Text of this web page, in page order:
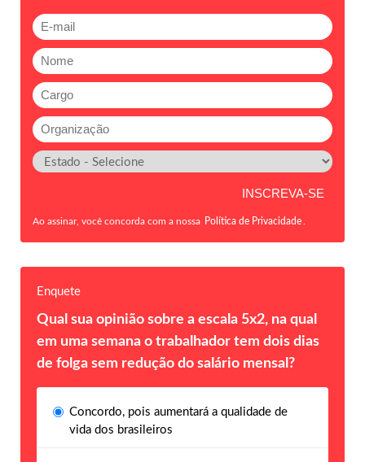
Ao assinar, você concorda com a nossa Política de Privacidade
Enquete
Qual sua opinião sobre a escala 5x2, na qual
em uma semana o trabalhador tem dois dias
de folga sem redução do salário mensal?
Concordo, pois aumentará a qualidade de
vida dos brasileiros